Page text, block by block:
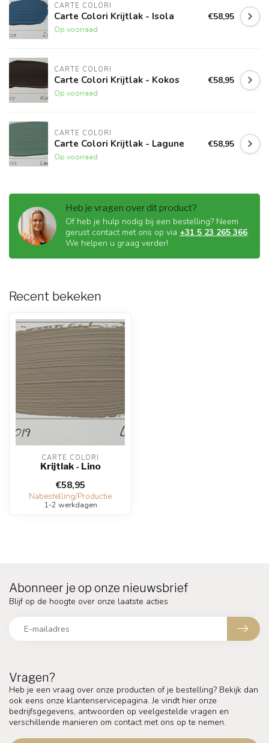
CARTE COLORI
Carte Colori Krijtlak - Isola
Op voorraad
€58,95
CARTE COLORI
Carte Colori Krijtlak - Kokos
Op voorraad
€58,95
CARTE COLORI
Carte Colori Krijtlak - Lagune
Op voorraad
€58,95
Heb je vragen over dit product?
Of heb je hulp nodig bij een bestelling? Neem
gerust contact met ons op via +31 5 23 265 366.
We helpen u graag verder!
Recent bekeken
CARTE COLORI
Krijtlak - Lino
€58,95
Nabestelling/Productie
1-2 werkdagen
Vragen?
Heb je een vraag over onze producten of je bestelling? Bekijk dan
ook eens onze klantenservicepagina. Je vindt hier onze
bedrijfsgegevens, antwoorden op veelgestelde vragen en
verschillende manieren om contact met ons op te nemen.
Abonneer je op onze nieuwsbrief
Blijf op de hoogte over onze laatste acties